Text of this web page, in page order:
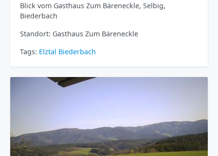
Blick vom Gasthaus Zum Bäreneckle, Selbig,
Biederbach
Standort: Gasthaus Zum Bäreneckle
Tags: Elztal Biederbach